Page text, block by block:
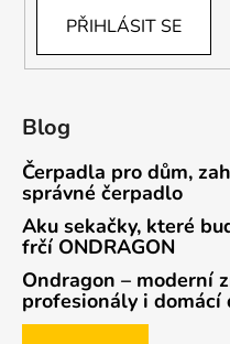
PŘIHLÁSIT SE
Blog
Čerpadla pro dům,
správné čerpadlo
Aku sekačky, které
frčí ONDRAGON
Ondragon – moderní
profesionály i domácí